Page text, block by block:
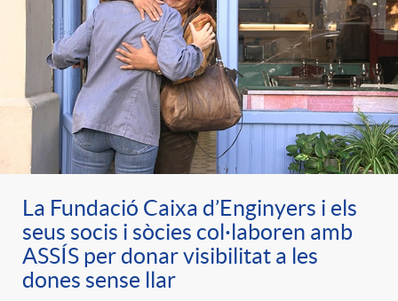
La Fundació Caixa d’Enginyers i els
seus socis i sòcies col·laboren amb
ASSÍS per donar visibilitat a les
dones sense llar